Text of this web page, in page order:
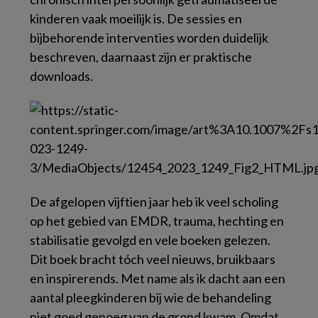
kinderen vaak moeilijk is. De sessies en
bijbehorende interventies worden duidelijk
beschreven, daarnaast zijn er praktische
downloads.
De afgelopen vijftien jaar heb ik veel scholing
op het gebied van EMDR, trauma, hechting en
stabilisatie gevolgd en vele boeken gelezen.
Dit boek bracht tóch veel nieuws, bruikbaars
en inspirerends. Met name als ik dacht aan een
aantal pleegkinderen bij wie de behandeling